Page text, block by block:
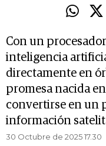
Con un
inteligencia
directamente en
promesa nacida
convertirse en un
información
30 Octubre de 2025 17.30